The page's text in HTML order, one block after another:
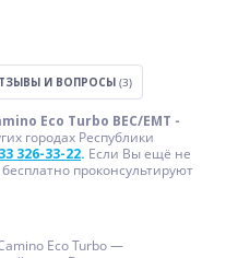
И ВОПРОСЫ (3)
Eco Turbo BEC/EMT -
городах Республики
326-33-22. Если Вы ещё не
проконсультируют
Eco Turbo —